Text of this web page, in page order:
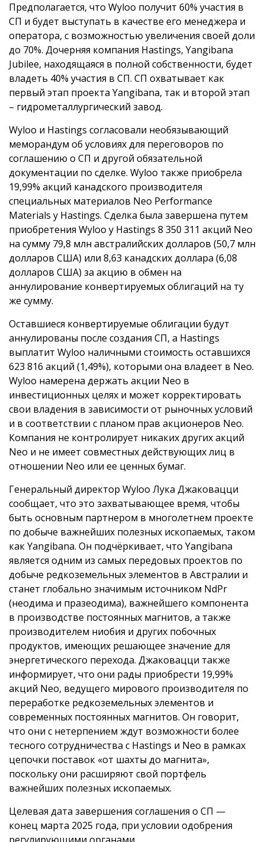
Предполагается, что Wyloo получит 60% участия в
СП и будет выступать в качестве его менеджера и
оператора, с возможностью увеличения своей доли
до 70%. Дочерняя компания Hastings, Yangibana
Jubilee, находящаяся в полной собственности, будет
владеть 40% участия в СП. СП охватывает как
первый этап проекта Yangibana, так и второй этап
– гидрометаллургический завод.
Wyloo и Hastings согласовали необязывающий
меморандум об условиях для переговоров по
соглашению о СП и другой обязательной
документации по сделке. Wyloo также приобрела
19,99% акций канадского производителя
специальных материалов Neo Performance
Materials у Hastings. Сделка была завершена путем
приобретения Wyloo у Hastings 8 350 311 акций Neo
на сумму 79,8 млн австралийских долларов (50,7 млн
долларов США) или 8,63 канадских доллара (6,08
долларов США) за акцию в обмен на
аннулирование конвертируемых облигаций на ту
же сумму.
Оставшиеся конвертируемые облигации будут
аннулированы после создания СП, а Hastings
выплатит Wyloo наличными стоимость оставшихся
623 816 акций (1,49%), которыми она владеет в Neo.
Wyloo намерена держать акции Neo в
инвестиционных целях и может корректировать
свои владения в зависимости от рыночных условий
и в соответствии с планом прав акционеров Neo.
Компания не контролирует никаких других акций
Neo и не имеет совместных действующих лиц в
отношении Neo или ее ценных бумаг.
Генеральный директор Wyloo Лука Джаковацци
сообщает, что это захватывающее время, чтобы
быть основным партнером в многолетнем проекте
по добыче важнейших полезных ископаемых, таком
как Yangibana. Он подчёркивает, что Yangibana
является одним из самых передовых проектов по
добыче редкоземельных элементов в Австралии и
станет глобально значимым источником NdPr
(неодима и празеодима), важнейшего компонента
в производстве постоянных магнитов, а также
производителем ниобия и других побочных
продуктов, имеющих решающее значение для
энергетического перехода. Джаковацци также
информирует, что они рады приобрести 19,99%
акций Neo, ведущего мирового производителя по
переработке редкоземельных элементов и
современных постоянных магнитов. Он говорит,
что они с нетерпением ждут возможности более
тесного сотрудничества с Hastings и Neo в рамках
цепочки поставок «от шахты до магнита»,
поскольку они расширяют свой портфель
важнейших полезных ископаемых.
Целевая дата завершения соглашения о СП —
конец марта 2025 года, при условии одобрения